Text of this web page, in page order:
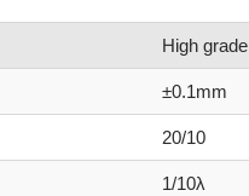
High grade
±0.1mm
20/10
1/10λ